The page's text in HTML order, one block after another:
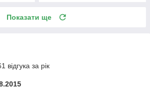
Показати ще
відгука за рік